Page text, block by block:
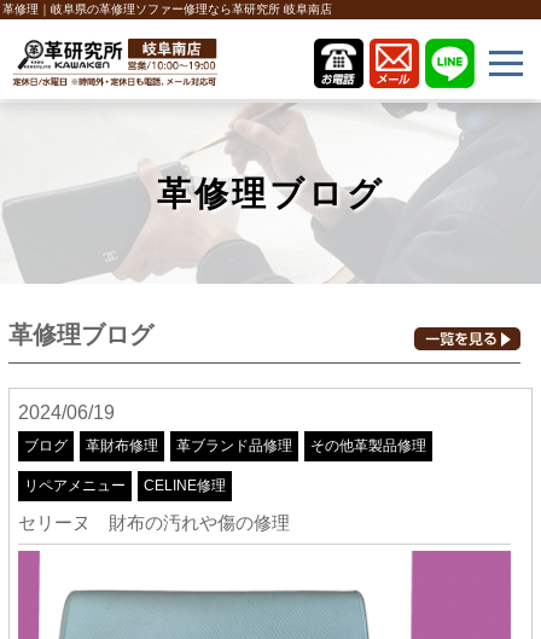
革修理｜岐阜県の革修理ソファー修理なら革研究所 岐阜南店
革修理ブログ
革修理ブログ
2024/06/19
ブログ 革財布修理 革ブランド品修理 その他革製品修理
リペアメニュー CELINE修理
セリーヌ 財布の汚れや傷の修理